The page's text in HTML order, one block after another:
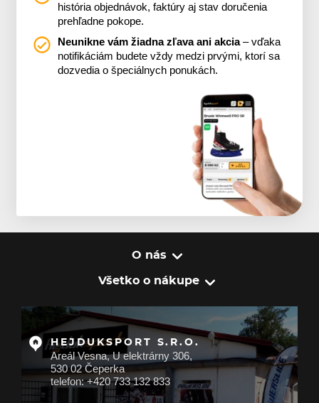
história objednávok, faktúry aj stav doručenia
prehľadne pokope.
Neunikne vám žiadna zľava ani akcia– vďaka
notifikáciám budete vždy medzi prvými, ktorí sa
dozvedia o špeciálnych ponukách.
O nás
Všetko o nákupe
HEJDUKSPORT S.R.O.
Areál Vesna, U elektrárny 306,
530 02 Čeperka
telefon: +420 733 132 833